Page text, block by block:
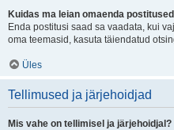
Kuidas ma leian omaenda
Enda postitusi saad sa vaadata, kui
oma teemasid, kasuta täiendatud
Üles
Tellimused ja järjehoidjad
Mis vahe on tellimisel ja järjehoidjal?